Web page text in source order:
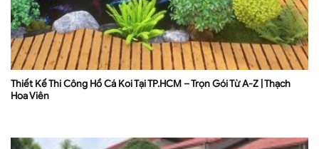
Thiết Kế Thi Công Hồ Cá Koi Tại TP.HCM – Trọn Gói Từ A-Z | Thạch
Hoa Viên